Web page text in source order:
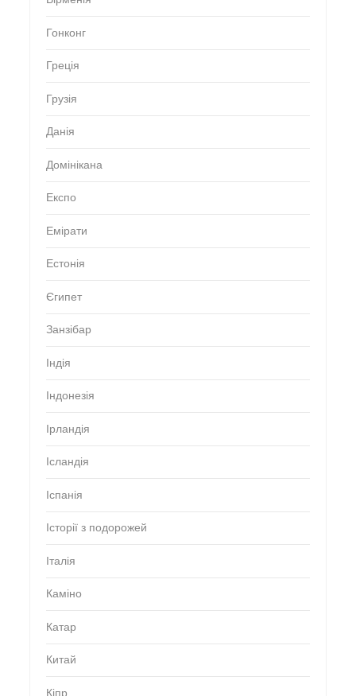
Гонконг
Греція
Грузія
Данія
Домінікана
Експо
Емірати
Естонія
Єгипет
Занзібар
Індія
Індонезія
Ірландія
Ісландія
Іспанія
Історії з подорожей
Італія
Каміно
Катар
Китай